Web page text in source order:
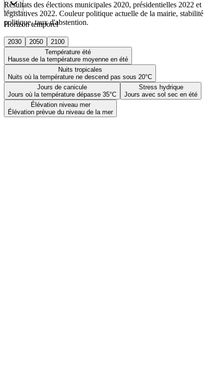
Horizon temporel
2030 2050
2100
Température été
Hausse de la température moyenne en été
Nuits tropicales
Nuits où la température ne descend pas sous 20°C
Jours de canicule
Jours où la température dépasse 35°C
Stress hydrique
Jours avec sol sec en été
Élévation niveau mer
Élévation prévue du niveau de la mer
Résultats des élections municipales 2020, présidentielles 2022 et
législatives 2022. Couleur politique actuelle de la mairie, stabilité
politique, taux d'abstention.